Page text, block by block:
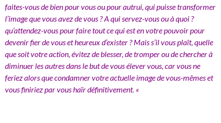
faites-vous de bien pour vous ou pour autrui, qui puisse transformer
l’image que vous avez de vous ? A qui servez-vous ou à quoi ?
qu’attendez-vous pour faire tout ce qui est en votre pouvoir pour
devenir fier de vous et heureux d’exister ? Mais s’il vous plaît, quelle
que soit votre action, évitez de blesser, de tromper ou de chercher à
diminuer les autres dans le but de vous élever vous, car vous ne
feriez alors que condamner votre actuelle image de vous-mêmes et
vous finiriez par vous haïr définitivement. «